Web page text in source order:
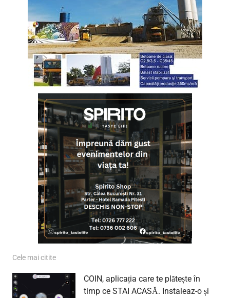
Cele mai citite
COIN, aplicația care te plătește în
timp ce STAI ACASĂ. Instaleaz-o și